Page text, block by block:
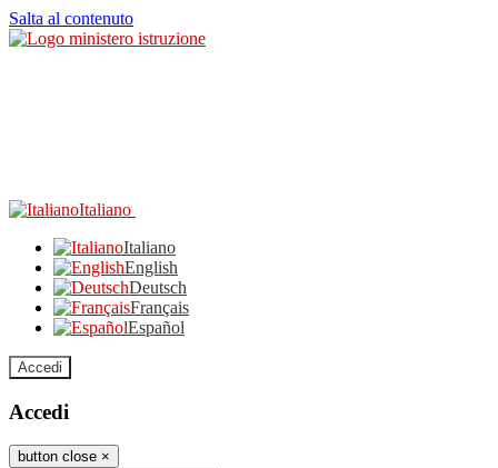
Salta al contenuto
Italiano
Italiano
English
Deutsch
Français
Español
Accedi
Accedi
button close ×